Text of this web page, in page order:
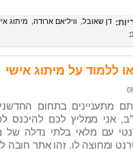
דן שאובל וויליאם ארודה מיתוג
ללמוד על מיתוג אישי
מתעניינים בתחום
עם מלאי בלתי נדלה של
ומחוצה לו. זהו אתר חובה